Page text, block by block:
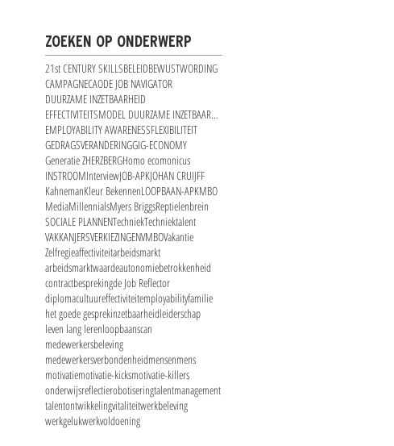
ZOEKEN OP ONDERWERP
21st CENTURY SKILLSBELEIDBEWUSTWORDING
CAMPAGNECAODE JOB NAVIGATOR
DUURZAME INZETBAARHEID
EFFECTIVITEITSMODEL DUURZAME INZETBAARHEID
EMPLOYABILITY AWARENESSFLEXIBILITEIT
GEDRAGSVERANDERINGGIG-ECONOMY
Generatie ZHERZBERGHomo ecomonicus
INSTROOMInterviewJOB-APKJOHAN CRUIJFF
KahnemanKleur BekennenLOOPBAAN-APKMBO
MediaMillennialsMyers BriggsReptielenbrein
SOCIALE PLANNENTechniekTechniektalent
VAKKANJERSVERKIEZINGENVMBOVakantie
Zelfregieaffectiviteitarbeidsmarkt
arbeidsmarktwaardeautonomiebetrokkenheid
contractbesprekingde Job Reflector
diplomacultuureffectiviteitemployabilityfamilie
het goede gesprekinzetbaarheidleiderschap
leven lang lerenloopbaanscan
medewerkersbeleving
medewerkersverbondenheidmensenmens
motivatiemotivatie-kicksmotivatie-killers
onderwijsreflectierobotiseringtalentmanagement
talentontwikkelingvitaliteitwerkbeleving
werkgelukwerkvoldoening